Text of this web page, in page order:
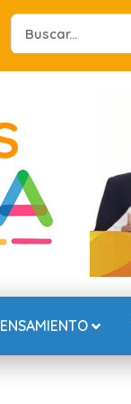
Search
...